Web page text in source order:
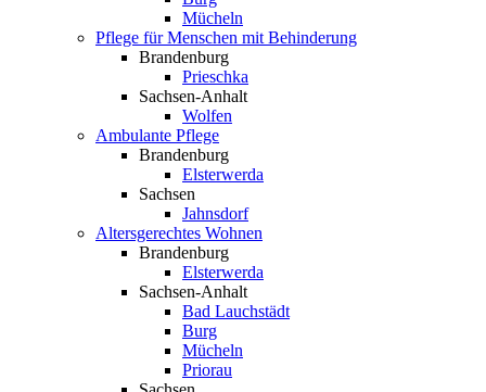
Mücheln
Pflege­ für Menschen mit Behinderung
Brandenburg
Prieschka
Sachsen-Anhalt
Wolfen
Ambulante Pflege
Brandenburg
Elsterwerda
Sachsen
Jahnsdorf
Altersgerechtes Wohnen
Brandenburg
Elsterwerda
Sachsen-Anhalt
Bad Lauchstädt
Burg
Mücheln
Priorau